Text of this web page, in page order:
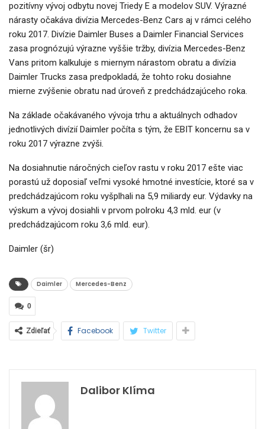
pozitívny vývoj odbytu novej Triedy E a modelov SUV. Výrazné
nárasty očakáva divízia Mercedes-Benz Cars aj v rámci celého
roku 2017. Divízie Daimler Buses a Daimler Financial Services
zasa prognózujú výrazne vyššie tržby, divízia Mercedes-Benz
Vans pritom kalkuluje s miernym nárastom obratu a divízia
Daimler Trucks zasa predpokladá, že tohto roku dosiahne
mierne zvýšenie obratu nad úroveň z predchádzajúceho roka.
Na základe očakávaného vývoja trhu a aktuálnych odhadov
jednotlivých divízií Daimler počíta s tým, že EBIT koncernu sa v
roku 2017 výrazne zvýši.
Na dosiahnutie náročných cieľov rastu v roku 2017 ešte viac
porastú už doposiaľ veľmi vysoké hmotné investície, ktoré sa v
predchádzajúcom roku vyšplhali na 5,9 miliardy eur. Výdavky na
výskum a vývoj dosiahli v prvom polroku 4,3 mld. eur (v
predchádzajúcom roku 3,6 mld. eur).
Daimler (šr)
Daimler Mercedes-Benz
0
Zdieľať Facebook Twitter
Dalibor Klíma